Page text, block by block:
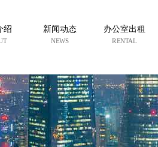
绍 新闻动态
NEWS
办公室出租
RENTAL